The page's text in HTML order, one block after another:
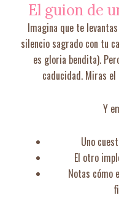
El guion de
Imagina que te
silencio sagrado con tu
es gloria bendita).
caducidad. Miras
Y
Uno
El otro
Notas cómo